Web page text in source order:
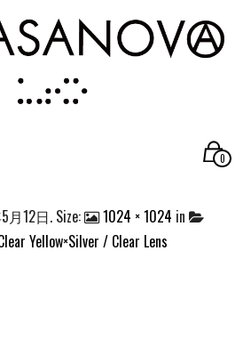
0
月12日. Size: 1024 × 1024 in
Yellow×Silver / Clear Lens